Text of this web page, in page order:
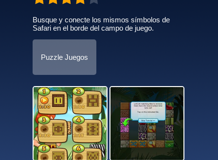
Busque y conecte los mismos símbolos de
Safari en el borde del campo de juego.
Puzzle Juegos